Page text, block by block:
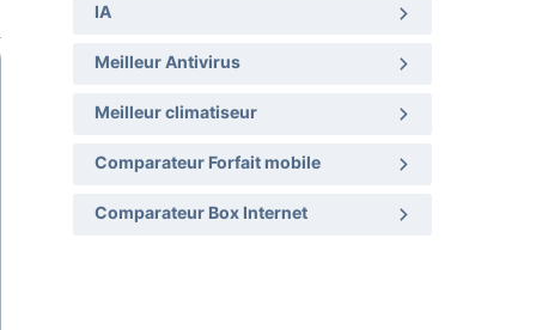
IA
Meilleur Antivirus
Meilleur climatiseur
Comparateur Forfait mobile
Comparateur Box Internet